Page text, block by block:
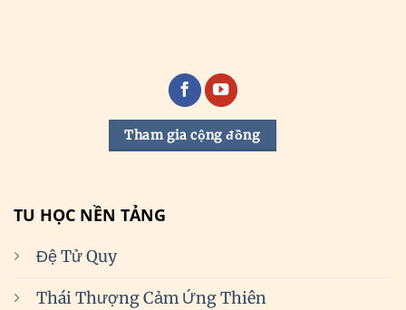
Tham gia cộng đồng
TU HỌC NỀN TẢNG
Đệ Tử Quy
Thái Thượng Cảm Ứng Thiên